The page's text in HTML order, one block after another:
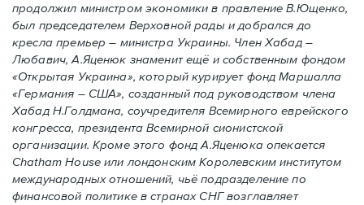
продолжил министром экономики в правление В.Ющенко,
был председателем Верховной рады и добрался до
кресла премьер – министра Украины. Член Хабад –
Любавич, А.Яценюк знаменит ещё и собственным фондом
«Открытая Украина», который курирует фонд Маршалла
«Германия – США», созданный под руководством члена
Хабад Н.Голдмана, соучредителя Всемирного еврейского
конгресса, президента Всемирной сионистской
организации. Кроме этого фонд А.Яценюка опекается
Chatham House или лондонским Королевским институтом
международных отношений, чьё подразделение по
финансовой политике в странах СНГ возглавляет